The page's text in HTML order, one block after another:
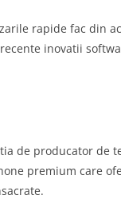
rapide fac din
inovatii
de producator
premium care
ce stiluri